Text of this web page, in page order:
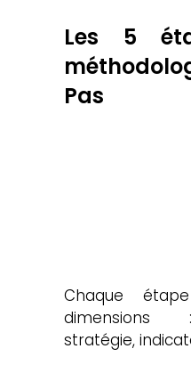
Les 5
Pas
Chaque
dimensions
stratégie,